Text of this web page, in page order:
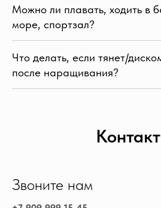
Можно ли плавать, ходить в
море, спортзал?
Что делать, если тянет/
после наращивания?
Звоните нам